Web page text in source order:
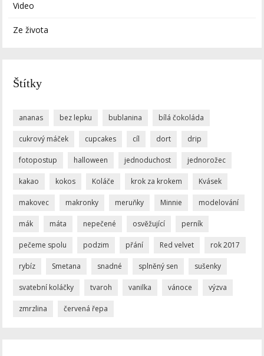
Video
Ze života
Štítky
ananas bez lepku bublanina bílá čokoláda
cukrový máček cupcakes cíl dort drip
fotopostup halloween jednoduchost jednorožec
kakao kokos Koláče krok za krokem Kvásek
makovec makronky meruňky Minnie modelování
mák máta nepečené osvěžující perník
pečeme spolu podzim přání Red velvet rok 2017
rybíz Smetana snadné splněný sen sušenky
svatební koláčky tvaroh vanilka vánoce výzva
zmrzlina červená řepa